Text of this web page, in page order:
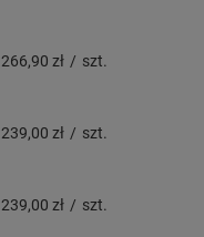
266,90 zł / szt.
239,00 zł / szt.
239,00 zł / szt.